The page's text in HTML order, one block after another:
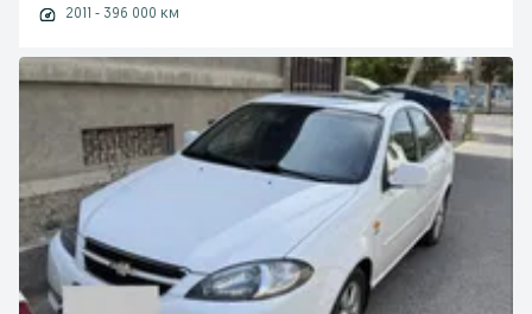
2011 - 396 000 км